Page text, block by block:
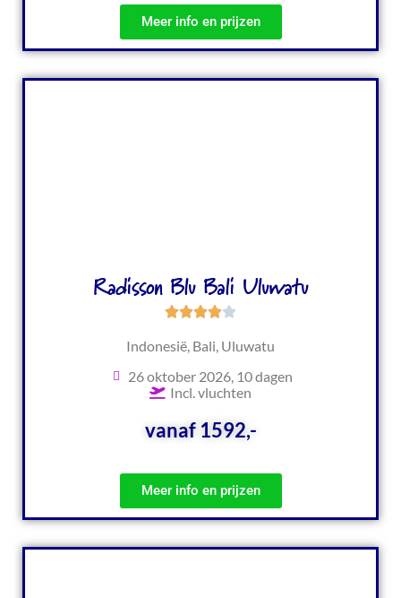
Meer info en prijzen
Radisson Blu Bali Uluwatu
Indonesië, Bali, Uluwatu
26 oktober 2026, 10 dagen
Incl. vluchten
vanaf 1592,-
Meer info en prijzen